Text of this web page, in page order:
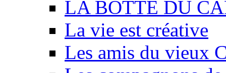
LA BOTTE DU
La vie est créative
Les amis du vieux